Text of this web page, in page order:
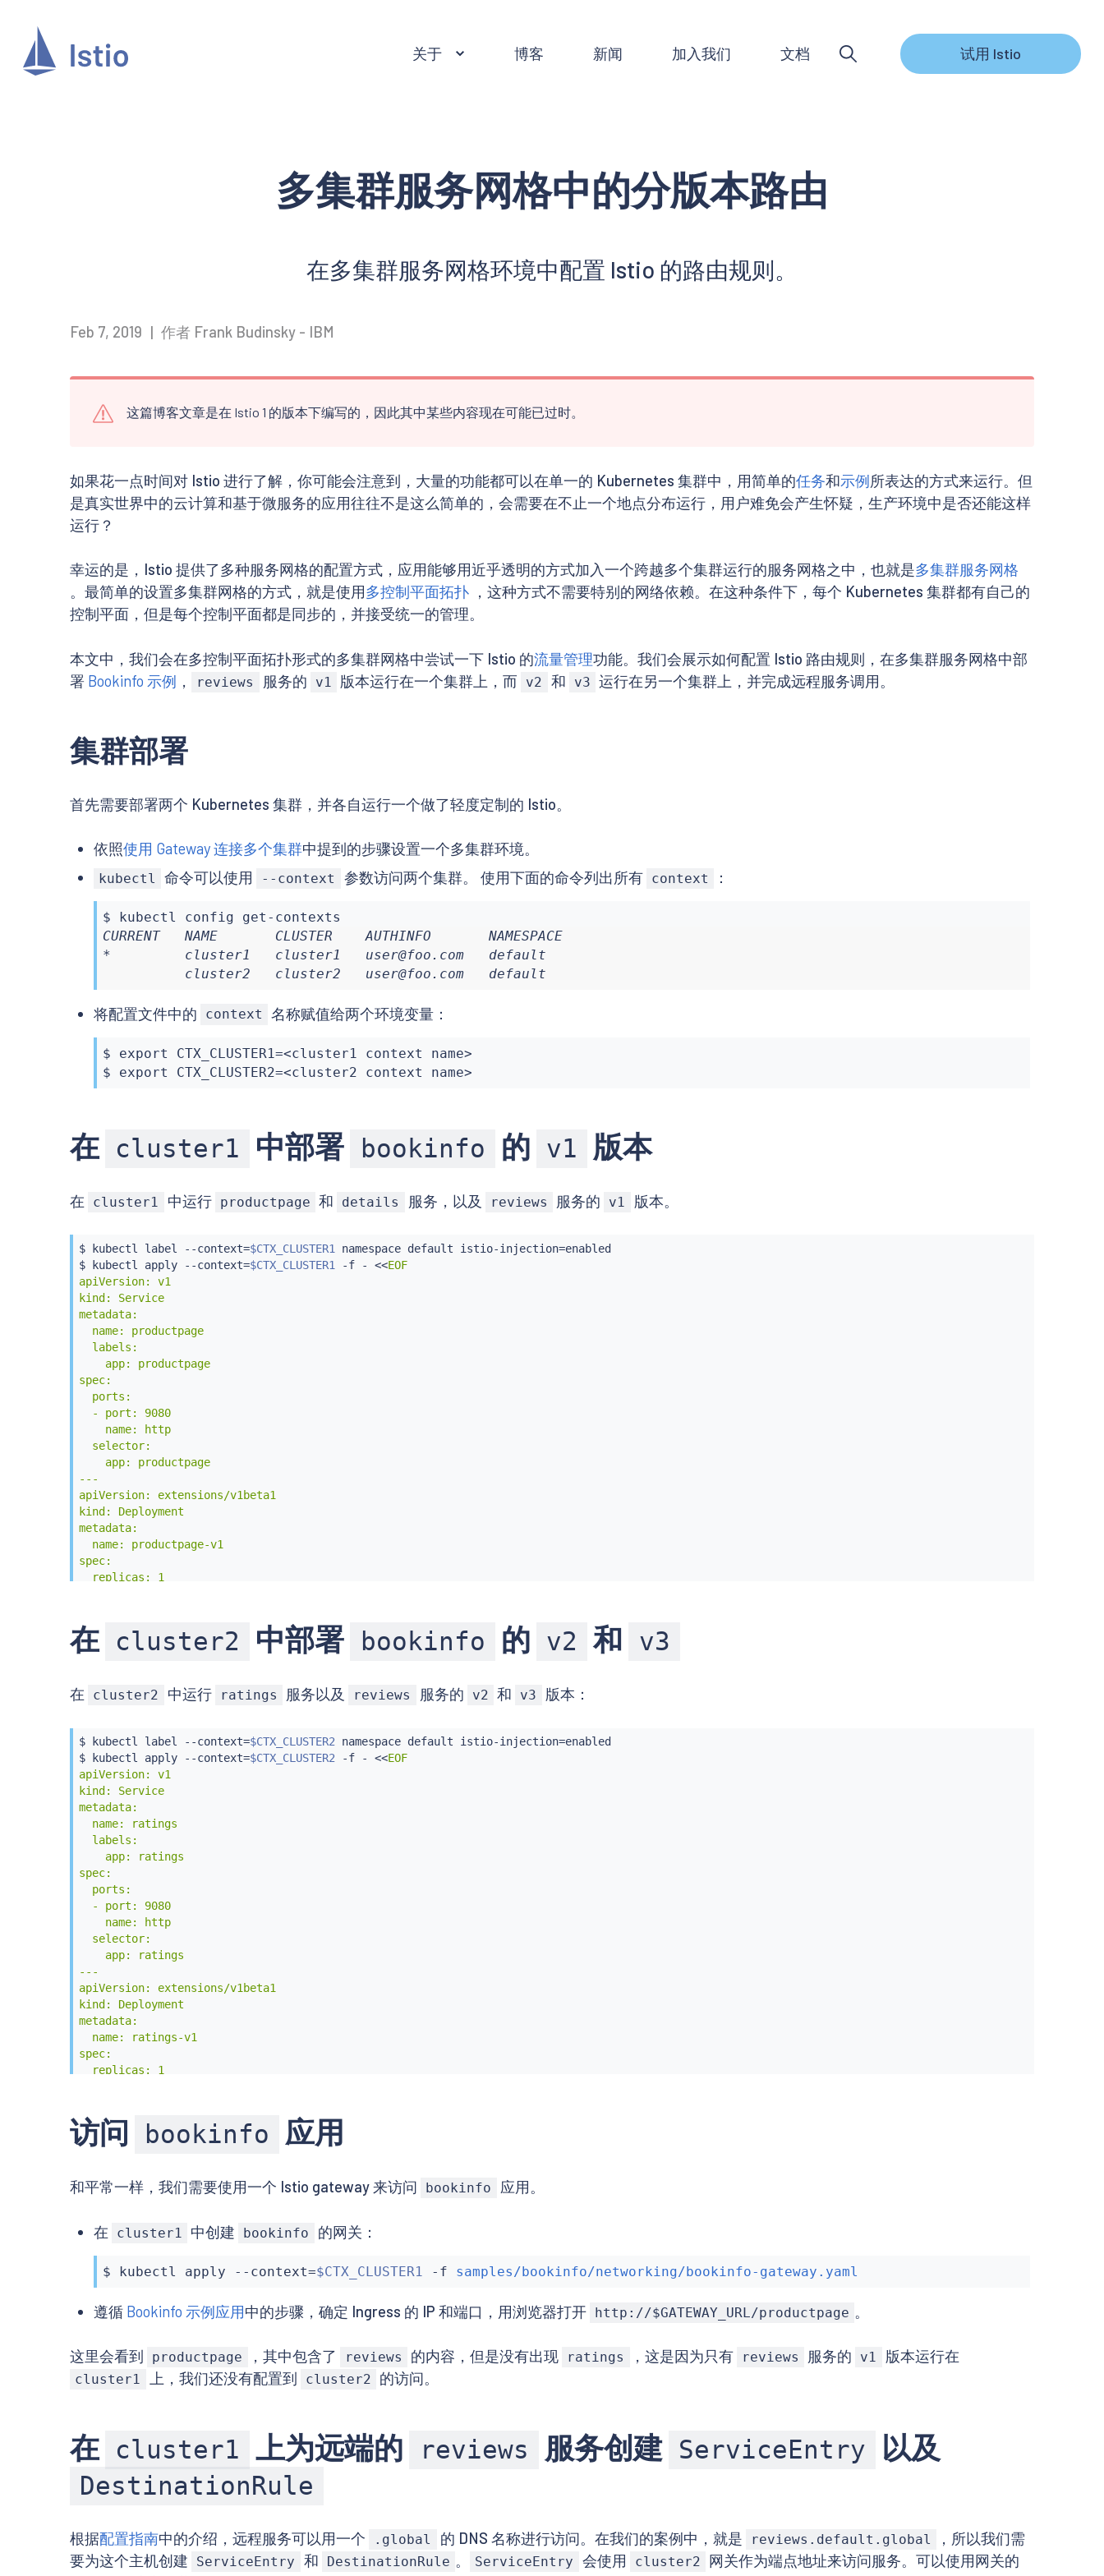
关于 博客 新闻 加入我们 文档 试用 Istio
多集群服务网格中的分版本路由
在多集群服务网格环境中配置 Istio 的路由规则。
Feb 7, 2019 | 作者 Frank Budinsky - IBM
这篇博客文章是在 Istio 1 的版本下编写的，因此其中某些内容现在可能已过时。
如果花一点时间对 Istio 进行了解，你可能会注意到，大量的功能都可以在单一的 Kubernetes 集群中，用简单的任务和示例所表达的方式来运行。但
是真实世界中的云计算和基于微服务的应用往往不是这么简单的，会需要在不止一个地点分布运行，用户难免会产生怀疑，生产环境中是否还能这样
运行？
幸运的是，Istio 提供了多种服务网格的配置方式，应用能够用近乎透明的方式加入一个跨越多个集群运行的服务网格之中，也就是多集群服务网格
。最简单的设置多集群网格的方式，就是使用多控制平面拓扑 ，这种方式不需要特别的网络依赖。在这种条件下，每个 Kubernetes 集群都有自己的
控制平面，但是每个控制平面都是同步的，并接受统一的管理。
本文中，我们会在多控制平面拓扑形式的多集群网格中尝试一下 Istio 的流量管理功能。我们会展示如何配置 Istio 路由规则，在多集群服务网格中部
署 Bookinfo 示例 ， reviews 服务的 v1 版本运行在一个集群上，而 v2 和 v3 运行在另一个集群上，并完成远程服务调用。
集群部署
首先需要部署两个 Kubernetes 集群，并各自运行一个做了轻度定制的 Istio。
依照使用 Gateway 连接多个集群中提到的步骤设置一个多集群环境。
kubectl 命令可以使用 --context 参数访问两个集群。 使用下面的命令列出所有 context ：
$ kubectl
CURRENT   NAME       CLUSTER    AUTHINFO       NAMESPACE
*         cluster1   cluster1   user@foo.com   default
          cluster2   cluster2   user@foo.com   default
将配置文件中的 context 名称赋值给两个环境变量：
$ export CTX_CLUSTER1=<cluster1 context name>
$ export CTX_CLUSTER2=<cluster2 context name>
在 cluster1 中部署 bookinfo 的 v1 版本
在 cluster1 中运行 productpage 和 details 服务，以及 reviews 服务的 v1 版本。
$ kubectl label --context=$CTX_CLUSTER1 namespace default istio-injection=enabled
$
kubectl apply --context=$CTX_CLUSTER1 -f - <<EOF
apiVersion: v1
kind: Service
metadata:
  name: productpage
  labels:
    app: productpage
spec:
  ports:
  - port: 9080
    name: http
  selector:
    app: productpage
---
apiVersion: extensions/v1beta1
kind: Deployment
metadata:
  name: productpage-v1
spec:
  replicas: 1
      labels:
        app: productpage
      containers:
        imagePullPolicy: IfNotPresent
        ports:
        - containerPort: 9080
---
apiVersion: v1
kind: Service
metadata:
  name: details
  labels:
    app: details
spec:
  ports:
  - port: 9080
    name: http
  selector:
    app: details
---
apiVersion: extensions/v1beta1
kind: Deployment
metadata:
  name: details-v1
  template:
    metadata:
        version: v1
      - name: details
        imagePullPolicy: IfNotPresent
---
kind: Service
metadata:
  name: reviews
spec:
  ports:
  - port: 9080
    name: http
  selector:
---
apiVersion: extensions/v1beta1
kind: Deployment
在 cluster2 中部署 bookinfo 的 v2 和 v3
在 cluster2 中运行 ratings 服务以及 reviews 服务的 v2 和 v3 版本：
$ kubectl label --context=$CTX_CLUSTER2 namespace default istio-injection=enabled
$
kubectl apply --context=$CTX_CLUSTER2 -f - <<EOF
apiVersion: v1
kind: Service
metadata:
  name: ratings
  labels:
    app: ratings
spec:
  ports:
  - port: 9080
    name: http
  selector:
    app: ratings
---
apiVersion: extensions/v1beta1
kind: Deployment
metadata:
  name: ratings-v1
spec:
  replicas: 1
      labels:
        app: ratings
      containers:
        imagePullPolicy: IfNotPresent
        - containerPort: 9080
kind: Service
  name: reviews
  labels:
    app: reviews
  - port: 9080
    name: http
  selector:
    app: reviews
---
kind: Deployment
metadata:
  name: reviews-v2
访问 bookinfo 应用
和平常一样，我们需要使用一个 Istio gateway 来访问 bookinfo 应用。
在 cluster1 中创建 bookinfo 的网关：
$ kubectl apply --context=$CTX_CLUSTER1 -f samples/bookinfo/networking/bookinfo-gateway.yaml
遵循 Bookinfo 示例应用中的步骤，确定 Ingress 的 IP 和端口，用浏览器打开 http://$GATEWAY_URL/productpage 。
这里会看到 productpage ，其中包含了 reviews 的内容，但是没有出现 ratings ，这是因为只有 reviews 服务的 v1 版本运行在
cluster1 上，我们还没有配置到 cluster2 的访问。
在 cluster1 上为远端的 reviews 服务创建 ServiceEntry 以及
DestinationRule
根据配置指南中的介绍，远程服务可以用一个 .global 的 DNS 名称进行访问。在我们的案例中，就是 reviews.default.global
，所以我们需
要为这个主机创建
ServiceEntry 和 DestinationRule 。 ServiceEntry 会使用 cluster2
网关作为端点地址来访问服务。可以使用网关的